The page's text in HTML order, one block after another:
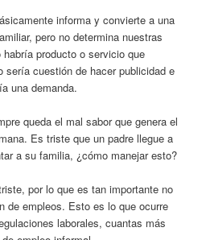
informa y convierte a una
pero no determina nuestras
producto o servicio que
sería cuestión de hacer publicidad e
una demanda.
queda el mal sabor que genera el
Es triste que un padre llegue a
a su familia, ¿cómo manejar esto?
por lo que es tan importante no
de empleos. Esto es lo que ocurre
laborales, cuantas más